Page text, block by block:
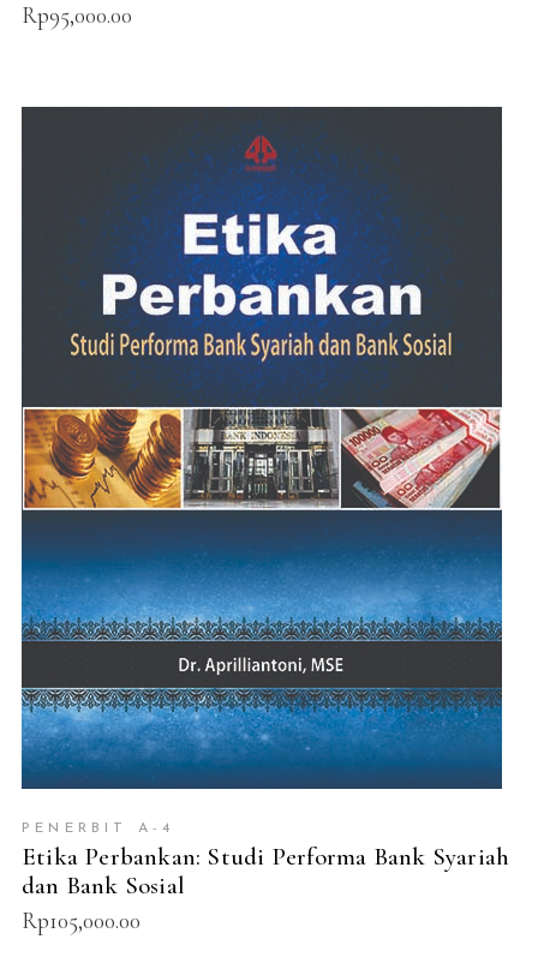
Rp95,000.00
ADD TO CART
PENERBIT A-4
Etika Perbankan: Studi Performa Bank Syariah
dan Bank Sosial
Rp105,000.00